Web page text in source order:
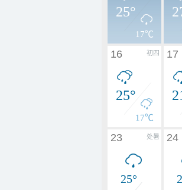
25°
17℃
初四
16
25°
17℃
17
处暑
23
25°
24